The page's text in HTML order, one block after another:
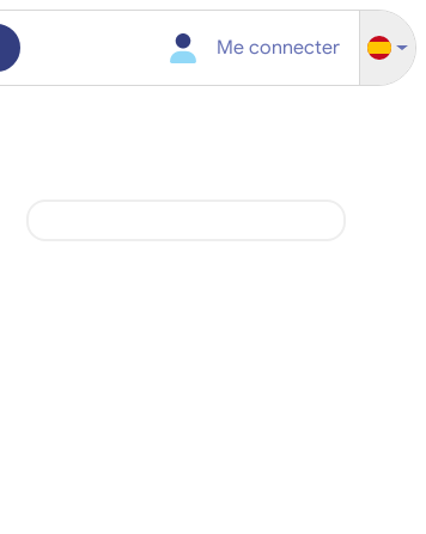
Me connecter